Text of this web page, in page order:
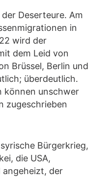
Deserteure. Am
in
wird der
dem Leid von
Brüssel, Berlin und
überdeutlich.
können unschwer
zugeschrieben
Bürgerkrieg,
die USA,
angeheizt, der